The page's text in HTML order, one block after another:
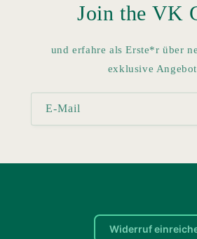
Join the VK
und erfahre als Erste*r über
exklusive
E-Mail
Widerruf